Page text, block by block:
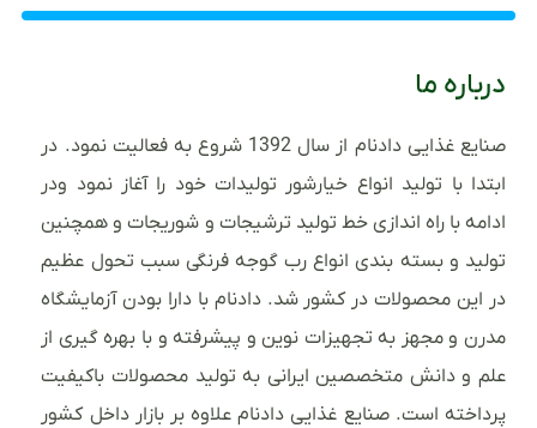
درباره ما
صنایع غذایی دادنام از سال 1392 شروع به فعالیت نمود. در
ابتدا با تولید انواع خیارشور تولیدات خود را آغاز نمود ودر
ادامه با راه اندازی خط تولید ترشیجات و شوریجات و همچنین
تولید و بسته بندی انواع رب گوجه فرنگی سبب تحول عظیم
در این محصولات در کشور شد. دادنام با دارا بودن آزمایشگاه
مدرن و مجهز به تجهیزات نوین و پیشرفته و با بهره گیری از
علم و دانش متخصصین ایرانی به تولید محصولات باکیفیت
پرداخته است. صنایع غذایی دادنام علاوه بر بازار داخل کشور